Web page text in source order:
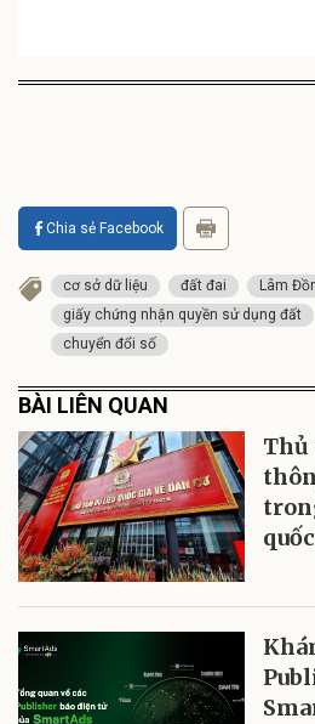
Chia sẻ Facebook
cơ sở dữ liệu đất đai Lâm
giấy chứng nhận quyền sử dụng đất
chuyển đổi số
BÀI LIÊN QUAN
Thủ